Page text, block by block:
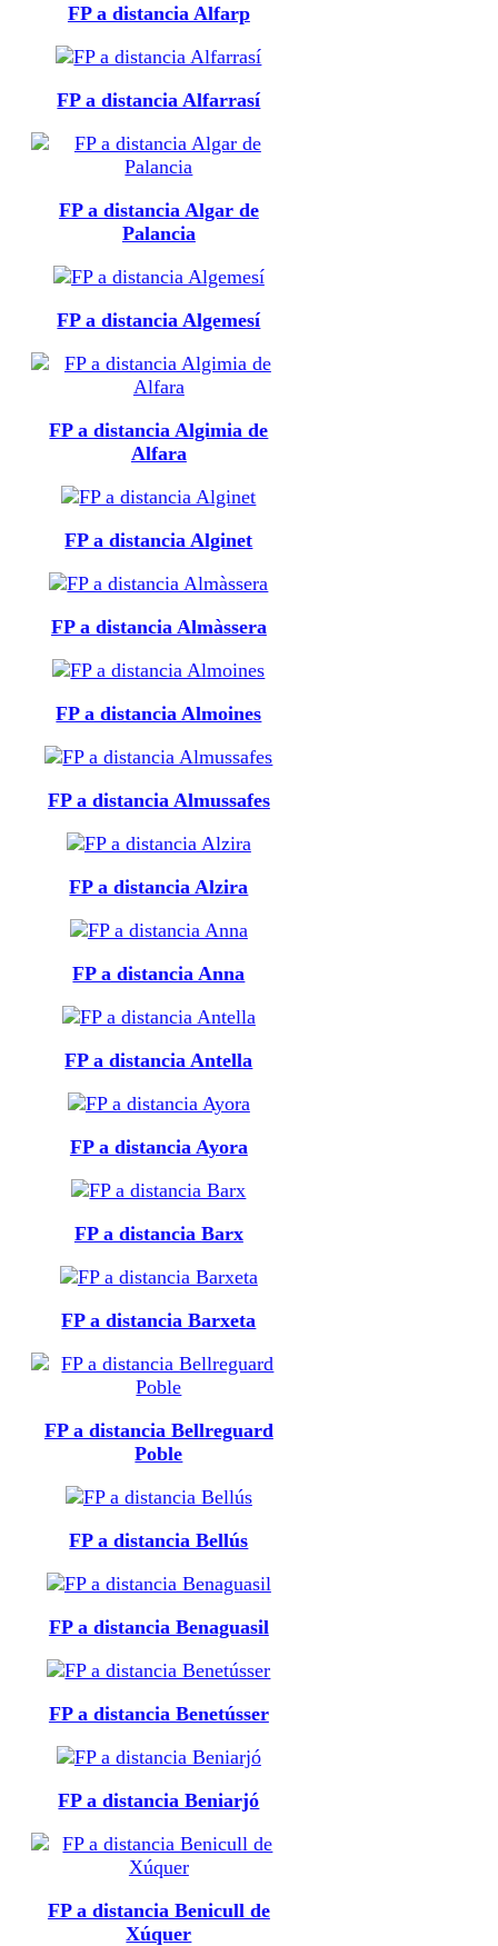
FP a distancia Alfarp
FP a distancia Alfarrasí
FP a distancia Algar de
Palancia
FP a distancia Algemesí
FP a distancia Algimia de
Alfara
FP a distancia Alginet
FP a distancia Almàssera
FP a distancia Almoines
FP a distancia Almussafes
FP a distancia Alzira
FP a distancia Anna
FP a distancia Antella
FP a distancia Ayora
FP a distancia Barx
FP a distancia Barxeta
FP a distancia Bellreguard
Poble
FP a distancia Bellús
FP a distancia Benaguasil
FP a distancia Benetússer
FP a distancia Beniarjó
FP a distancia Benicull de
Xúquer